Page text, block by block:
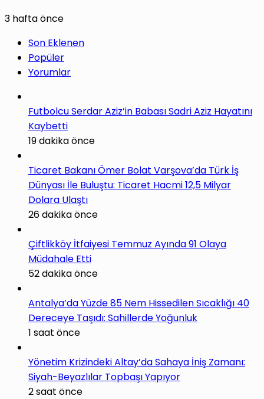
3 hafta önce
Son Eklenen
Popüler
Yorumlar
Futbolcu Serdar Aziz’in Babası Sadri Aziz Hayatını
Kaybetti
19 dakika önce
Ticaret Bakanı Ömer Bolat Varşova’da Türk İş
Dünyası İle Buluştu: Ticaret Hacmi 12,5 Milyar
Dolara Ulaştı
26 dakika önce
Çiftlikköy İtfaiyesi Temmuz Ayında 91 Olaya
Müdahale Etti
52 dakika önce
Antalya’da Yüzde 85 Nem Hissedilen Sıcaklığı 40
Dereceye Taşıdı: Sahillerde Yoğunluk
1 saat önce
Yönetim Krizindeki Altay’da Sahaya İniş Zamanı:
Siyah-Beyazlılar Topbaşı Yapıyor
2 saat önce